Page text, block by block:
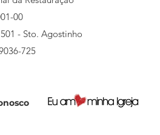
00
- Sto. Agostinho
725